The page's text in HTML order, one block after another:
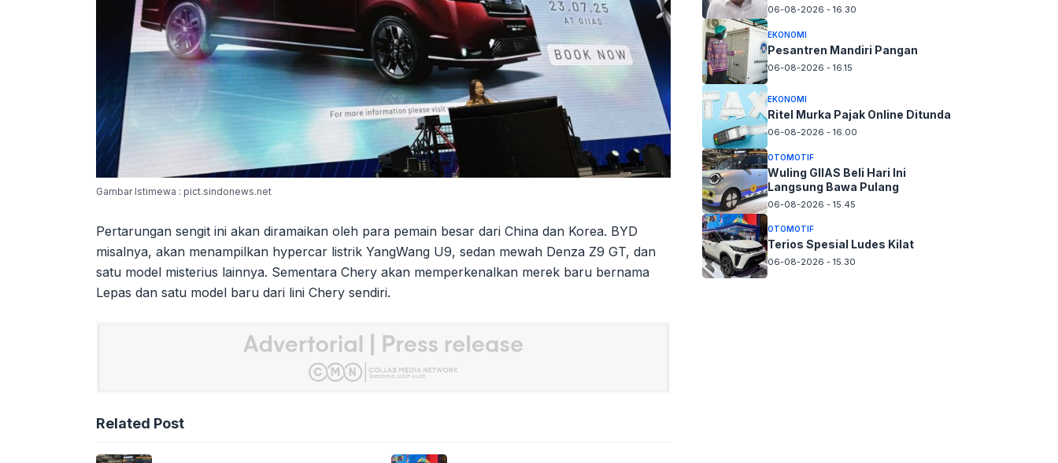
Gambar Istimewa : pict.sindonews.net
Pertarungan sengit ini akan diramaikan oleh para pemain besar dari China dan Korea. BYD
misalnya, akan menampilkan hypercar listrik YangWang U9, sedan mewah Denza Z9 GT, dan
satu model misterius lainnya. Sementara Chery akan memperkenalkan merek baru bernama
Lepas dan satu model baru dari lini Chery sendiri.
Related Post
06-08-2026 - 16.30
EKONOMI
Pesantren Mandiri Pangan
06-08-2026 - 16.15
EKONOMI
Ritel Murka Pajak Online Ditunda
06-08-2026 - 16.00
OTOMOTIF
Wuling GIIAS Beli Hari Ini
Langsung Bawa Pulang
06-08-2026 - 15.45
OTOMOTIF
Terios Spesial Ludes Kilat
06-08-2026 - 15.30